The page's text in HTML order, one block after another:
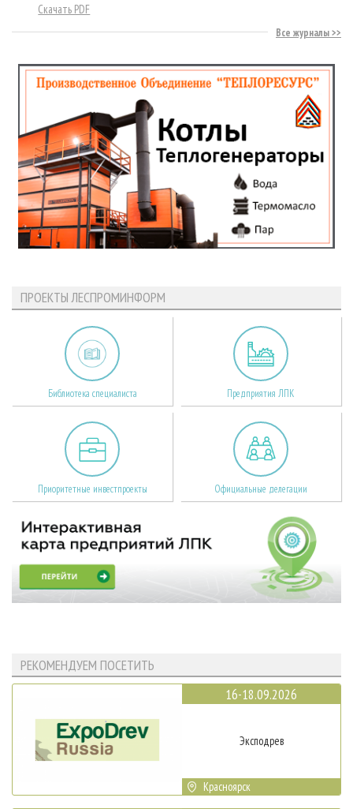
Скачать PDF
Все журналы
ПРОЕКТЫ ЛЕСПРОМИНФОРМ
Библиотека специалиста Предприятия ЛПК
Приоритетные инвестпроекты Официальные делегации
РЕКОМЕНДУЕМ ПОСЕТИТЬ
16-18.09.2026
Эксподрев
Красноярск